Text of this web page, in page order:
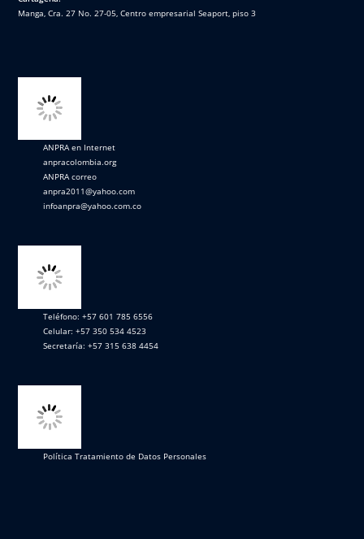
Manga, Cra. 27 No. 27-05, Centro empresarial Seaport, piso 3
ANPRA en Internet
anpracolombia.org
ANPRA correo
anpra2011@yahoo.com
infoanpra@yahoo.com.co
Teléfono: +57 601 785 6556
Celular: +57 350 534 4523
Secretaría: +57 315 638 4454
Política Tratamiento de Datos Personales